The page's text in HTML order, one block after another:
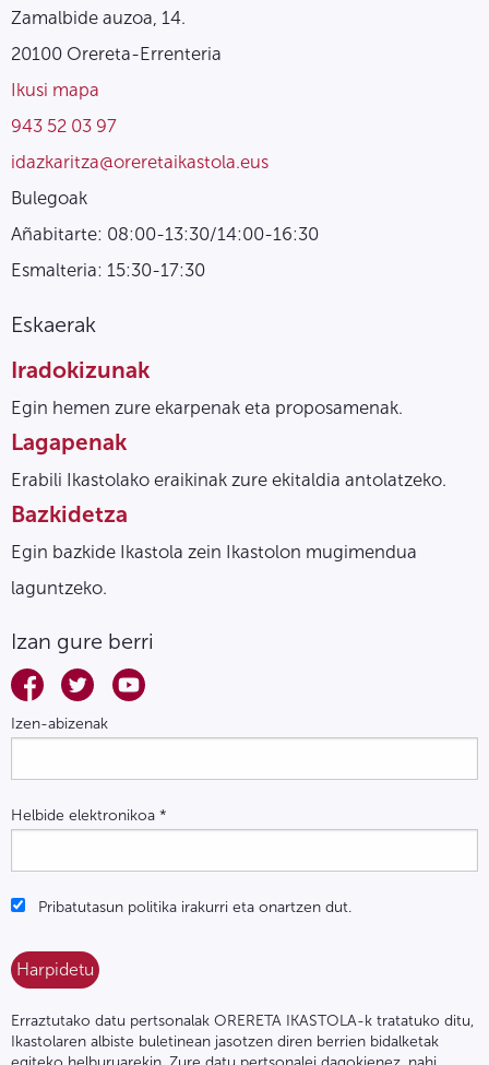
Zamalbide auzoa, 14.
20100 Orereta-Errenteria
Ikusi mapa
943 52 03 97
idazkaritza@oreretaikastola.eus
Bulegoak
Añabitarte: 08:00-13:30/14:00-16:30
Esmalteria: 15:30-17:30
Eskaerak
Iradokizunak
Egin hemen zure ekarpenak eta proposamenak.
Lagapenak
Erabili Ikastolako eraikinak zure ekitaldia antolatzeko.
Bazkidetza
Egin bazkide Ikastola zein Ikastolon mugimendua
laguntzeko.
Izan gure berri
Izen-abizenak
Helbide elektronikoa *
Pribatutasun politika irakurri eta onartzen dut.
Erraztutako datu pertsonalak ORERETA IKASTOLA-k tratatuko ditu,
Ikastolaren albiste buletinean jasotzen diren berrien bidalketak